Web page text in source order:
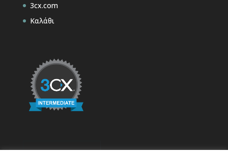
3cx.com
Καλάθι